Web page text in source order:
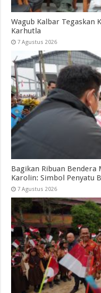
Wagub Kalbar Tegaskan
Karhutla
7 Agustus 2026
Bagikan Ribuan
Karolin: Simbol Penyatu
7 Agustus 2026